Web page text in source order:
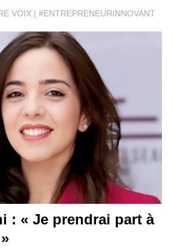
VOIX #ENTREPRENEURINNOVANT
: « Je prendrai part à